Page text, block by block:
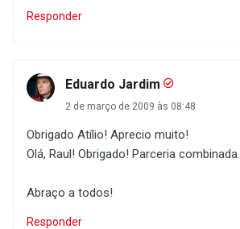
Responder
Eduardo Jardim
2 de março de 2009 às 08:48
Obrigado Atílio! Aprecio muito!
Olá, Raul! Obrigado! Parceria combinada.
Abraço a todos!
Responder